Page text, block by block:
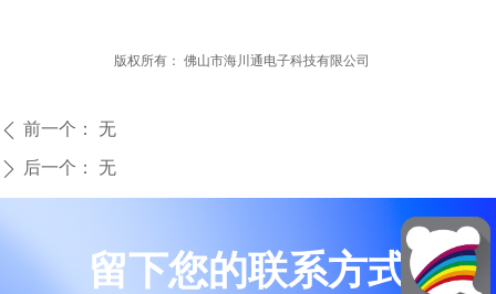
ꄴ 前一个： 无
ꄲ 后一个： 无
留下您的联系方式
版权所有： 佛山市海川通电子科技有限公司